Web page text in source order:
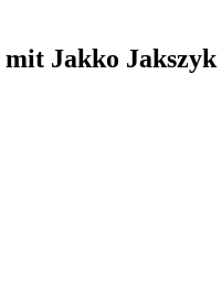
mit Jakko Jakszyk